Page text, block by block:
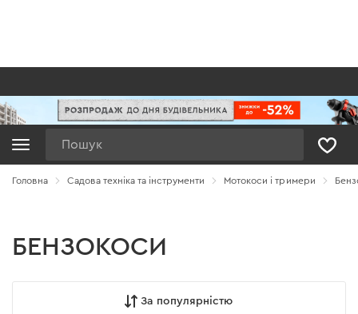
Головна Садова техніка та інструменти Мотокоси і тримери
БЕНЗОКОСИ
За популярністю